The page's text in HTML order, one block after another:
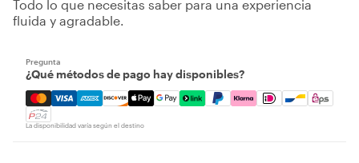
Todo lo que necesitas saber para una experiencia
fluida y agradable.
Pregunta
¿Qué métodos de pago hay disponibles?
Mastercard, Visa, Amex, Discover, Apple Pay, Google
La disponibilidad varía según el destino